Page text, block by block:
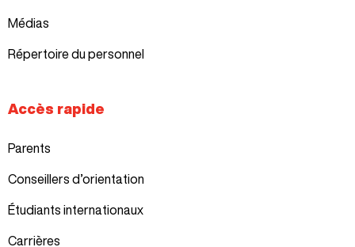
Médias
Répertoire du personnel
Accès rapide
Parents
Conseillers d’orientation
Étudiants internationaux
Carrières